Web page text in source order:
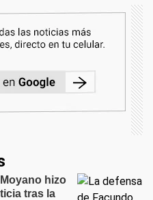
hizo
tras la